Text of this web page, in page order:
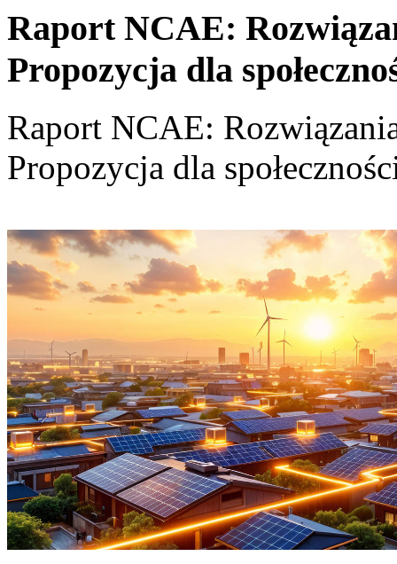
Raport NCAE:
Propozycja dla
Raport NCAE:
Propozycja dla